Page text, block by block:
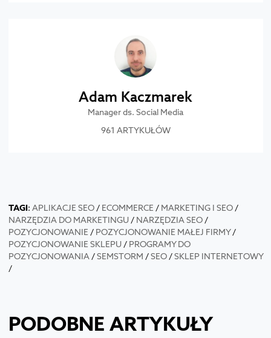
Adam Kaczmarek
Manager ds. Social Media
961 ARTYKUŁÓW
TAGI: APLIKACJE SEO/ ECOMMERCE / MARKETING I SEO/
NARZĘDZIA DO MARKETINGU/ NARZĘDZIA SEO/
POZYCJONOWANIE / POZYCJONOWANIE MAŁEJ FIRMY/
POZYCJONOWANIE SKLEPU/ PROGRAMY DO
POZYCJONOWANIA/SEMSTORM /SEO/SKLEP INTERNETOWY
/
PODOBNE ARTYKUŁY